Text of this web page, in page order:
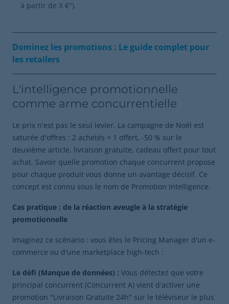
à partir de X €").
Dominez les promotions : Le guide complet pour
les retailers
L'intelligence promotionnelle
comme arme concurrentielle
Le prix n'est pas le seul levier. La campagne de Noël est
saturée d'offres : 2 achetés = 1 offert, -50 % sur le
deuxième article, livraison gratuite, cadeau offert pour tout
achat. Savoir quelle promotion chaque concurrent propose
pour chaque produit vous donne un avantage décisif. Ce
concept est connu sous le nom de Promotion Intelligence.
Cas pratique : de la réaction aveugle à la stratégie
promotionnelle
Imaginez ce scénario : vous êtes le Pricing Manager d'un e-
commerce ou d'une marketplace high-tech :
Le défi (Manque de données) : Vous détectez que votre
principal concurrent (Concurrent A) vient d'activer une
promotion "Livraison Gratuite 24h" sur le téléviseur le plus